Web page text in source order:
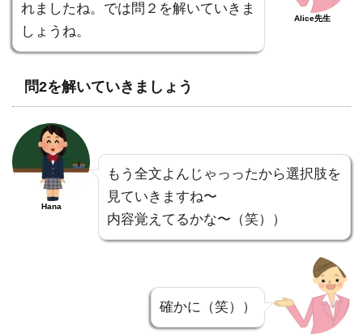
れましたね。では問２を解いていきま
しょうね。
Alice先生
問2を解いていきましょう
Hana
もう全文よんじゃっったから選択肢を
見ていきますね〜
内容覚えてるかな〜（笑））
確かに（笑））